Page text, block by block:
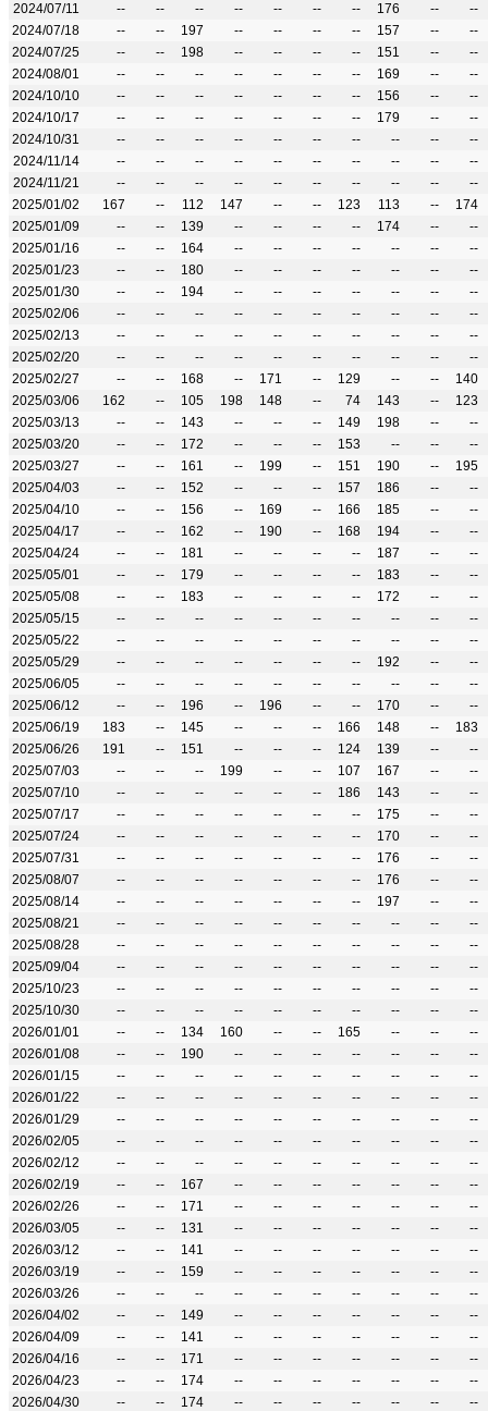
2024/07/11
-- -- -- -- -- -- -- 176 --
--
2024/07/18
-- -- 197 -- -- -- -- 157 --
--
2024/07/25
-- -- 198 -- -- -- -- 151 --
--
2024/08/01
-- -- -- -- -- -- -- 169 --
--
2024/10/10
-- -- -- -- -- -- -- 156 --
--
2024/10/17
-- -- -- -- -- -- -- 179 --
--
2024/10/31
-- -- -- -- -- -- -- -- --
--
2024/11/14
-- -- -- -- -- -- -- -- --
--
2024/11/21
-- -- -- -- -- -- -- -- --
--
2025/01/02
167 -- 112 147 -- -- 123 113 --
174
2025/01/09
-- -- 139 -- -- -- -- 174 --
--
2025/01/16
-- -- 164 -- -- -- -- -- --
--
2025/01/23
-- -- 180 -- -- -- -- -- --
--
2025/01/30
-- -- 194 -- -- -- -- -- --
--
2025/02/06
-- -- -- -- -- -- -- -- --
--
2025/02/13
-- -- -- -- -- -- -- -- --
--
2025/02/20
-- -- -- -- -- -- -- -- --
--
2025/02/27
-- -- 168 -- 171 -- 129 -- --
140
2025/03/06
162 -- 105 198 148 -- 74 143 --
123
2025/03/13
-- -- 143 -- -- -- 149 198 --
--
2025/03/20
-- -- 172 -- -- -- 153 -- --
--
2025/03/27
-- -- 161 -- 199 -- 151 190 --
195
2025/04/03
-- -- 152 -- -- -- 157 186 --
--
2025/04/10
-- -- 156 -- 169 -- 166 185 --
--
2025/04/17
-- -- 162 -- 190 -- 168 194 --
--
2025/04/24
-- -- 181 -- -- -- -- 187 --
--
2025/05/01
-- -- 179 -- -- -- -- 183 --
--
2025/05/08
-- -- 183 -- -- -- -- 172 --
--
2025/05/15
-- -- -- -- -- -- -- -- --
--
2025/05/22
-- -- -- -- -- -- -- -- --
--
2025/05/29
-- -- -- -- -- -- -- 192 --
--
2025/06/05
-- -- -- -- -- -- -- -- --
--
2025/06/12
-- -- 196 -- 196 -- -- 170 --
--
2025/06/19
183 -- 145 -- -- -- 166 148 --
183
2025/06/26
191 -- 151 -- -- -- 124 139 --
--
2025/07/03
-- -- -- 199 -- -- 107 167 --
--
2025/07/10
-- -- -- -- -- -- 186 143 --
--
2025/07/17
-- -- -- -- -- -- -- 175 --
--
2025/07/24
-- -- -- -- -- -- -- 170 --
--
2025/07/31
-- -- -- -- -- -- -- 176 --
--
2025/08/07
-- -- -- -- -- -- -- 176 --
--
2025/08/14
-- -- -- -- -- -- -- 197 --
--
2025/08/21
-- -- -- -- -- -- -- -- --
--
2025/08/28
-- -- -- -- -- -- -- -- --
--
2025/09/04
-- -- -- -- -- -- -- -- --
--
2025/10/23
-- -- -- -- -- -- -- -- --
--
2025/10/30
-- -- -- -- -- -- -- -- --
--
2026/01/01
-- -- 134 160 -- -- 165 -- --
--
2026/01/08
-- -- 190 -- -- -- -- -- --
--
2026/01/15
-- -- -- -- -- -- -- -- --
--
2026/01/22
-- -- -- -- -- -- -- -- --
--
2026/01/29
-- -- -- -- -- -- -- -- --
--
2026/02/05
-- -- -- -- -- -- -- -- --
--
2026/02/12
-- -- -- -- -- -- -- -- --
--
2026/02/19
-- -- 167 -- -- -- -- -- --
--
2026/02/26
-- -- 171 -- -- -- -- -- --
--
2026/03/05
-- -- 131 -- -- -- -- -- --
--
2026/03/12
-- -- 141 -- -- -- -- -- --
--
2026/03/19
-- -- 159 -- -- -- -- -- --
--
2026/03/26
-- -- -- -- -- -- -- -- --
--
2026/04/02
-- -- 149 -- -- -- -- -- --
--
2026/04/09
-- -- 141 -- -- -- -- -- --
--
2026/04/16
-- -- 171 -- -- -- -- -- --
--
2026/04/23
-- -- 174 -- -- -- -- -- --
--
2026/04/30
-- -- 174 -- -- -- -- -- --
--